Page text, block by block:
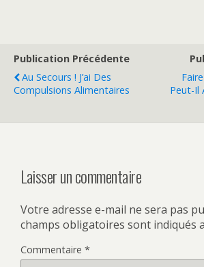
Publication Précédente
Au Secours ! J’ai Des
Compulsions Alimentaires
Peut-Il
Laisser un commentaire
Votre adresse e-mail ne sera pas
champs obligatoires sont indiqués
Commentaire *